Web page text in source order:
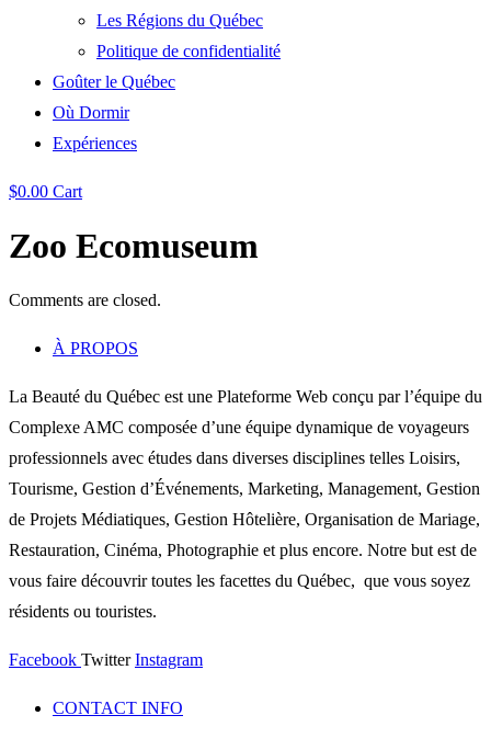
Les Régions du Québec
Politique de confidentialité
Goûter le Québec
Où Dormir
Expériences
$0.00 Cart
Zoo Ecomuseum
Comments are closed.
À PROPOS
La Beauté du Québec est une Plateforme Web conçu par l’équipe du
Complexe AMC composée d’une équipe dynamique de voyageurs
professionnels avec études dans diverses disciplines telles Loisirs,
Tourisme, Gestion d’Événements, Marketing, Management, Gestion
de Projets Médiatiques, Gestion Hôtelière, Organisation de Mariage,
Restauration, Cinéma, Photographie et plus encore. Notre but est de
vous faire découvrir toutes les facettes du Québec, que vous soyez
résidents ou touristes.
Facebook Twitter Instagram
CONTACT INFO